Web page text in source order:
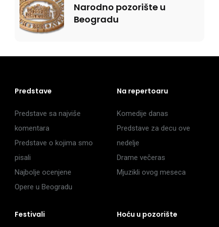
Narodno pozorište u
Beogradu
Predstave
Predstave sa najviše
komentara
Predstave o kojima smo
pisali
Najbolje ocenjene
Opere u Beogradu
Na repertoaru
Komedije danas
Predstave za decu ove
nedelje
Drame večeras
Mjuzikli ovog meseca
Festivali Hoću u pozorište